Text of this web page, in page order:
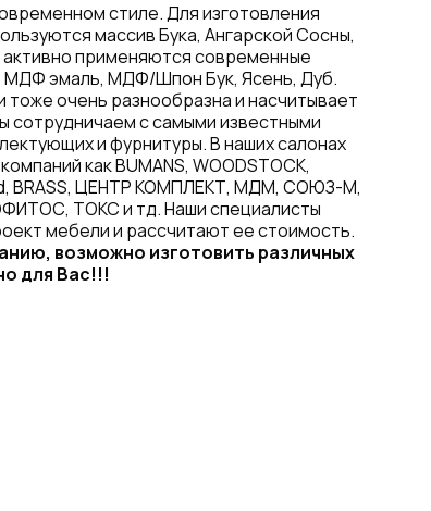
стиле. Для изготовления
массив Бука, Ангарской Сосны,
применяются современные
эмаль, МДФ/Шпон Бук, Ясень, Дуб.
очень разнообразна и насчитывает
сотрудничаем с самыми известными
и фурнитуры. В наших салонах
как BUMANS, WOODSTOCK,
BRASS, ЦЕНТР КОМПЛЕКТ, МДМ, СОЮЗ-М,
ТОКС и тд. Наши специалисты
мебели и рассчитают ее стоимость.
возможно изготовить различных
для Вас!!!